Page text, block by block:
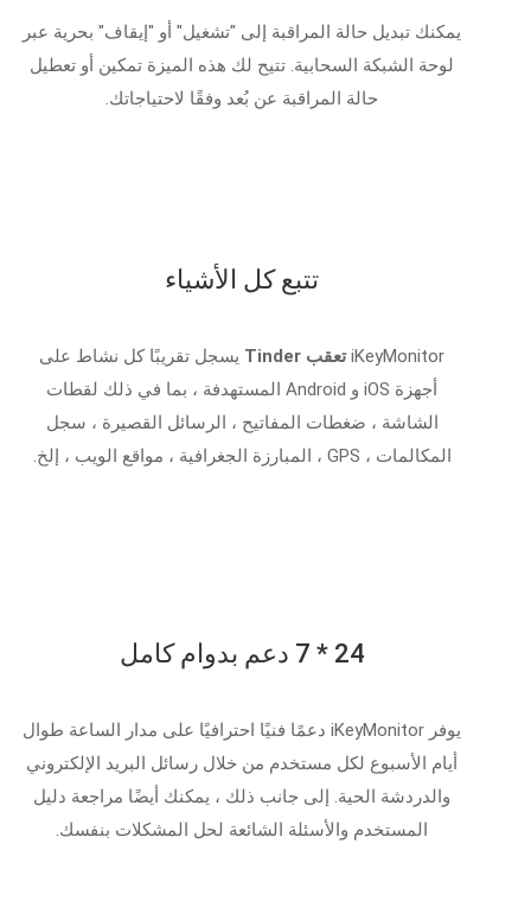
يمكنك تبديل حالة المراقبة إلى "تشغيل" أو "إيقاف" بحرية عبر
لوحة الشبكة السحابية. تتيح لك هذه الميزة تمكين أو تعطيل
حالة المراقبة عن بُعد وفقًا لاحتياجاتك.
تتبع كل الأشياء
iKeyMonitorتعقب Tinder
يسجل تقريبًا كل نشاط على
أجهزة iOS و Android المستهدفة ، بما في ذلك لقطات
الشاشة ، ضغطات المفاتيح ، الرسائل القصيرة ، سجل
المكالمات ، GPS ، المبارزة الجغرافية ، مواقع الويب ، إلخ.
24 * 7 دعم بدوام كامل
يوفر iKeyMonitor دعمًا فنيًا احترافيًا على مدار الساعة طوال
أيام الأسبوع لكل مستخدم من خلال رسائل البريد الإلكتروني
والدردشة الحية. إلى جانب ذلك ، يمكنك أيضًا مراجعة دليل
المستخدم والأسئلة الشائعة لحل المشكلات بنفسك.